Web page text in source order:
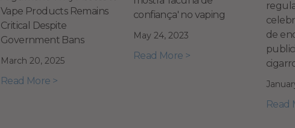
Vape Products Remains
Critical Despite
Government Bans
March 20, 2025
Read More >
confiança' no vaping
May 24, 2023
Read More >
de
Read